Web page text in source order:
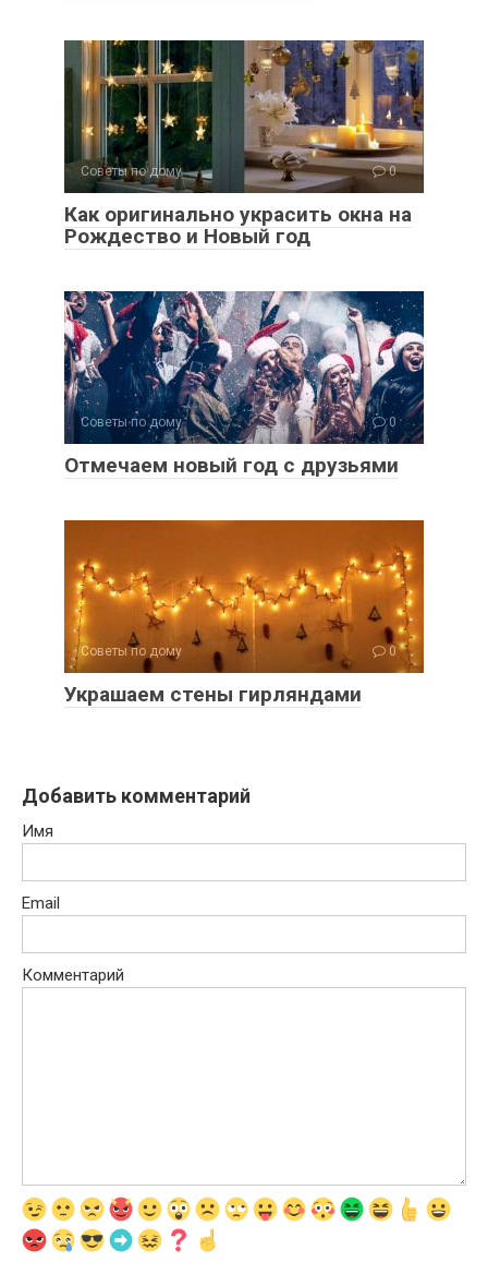
Советы по дому 0
Как оригинально украсить окна на
Рождество и Новый год
Советы по дому 0
Отмечаем новый год с друзьями
Советы по дому 0
Украшаем стены гирляндами
Добавить комментарий
Имя
Email
Комментарий